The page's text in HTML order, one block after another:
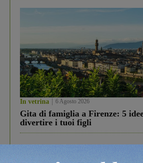
In vetrina 6 Agosto 2026
Gita di famiglia a Firenze: 5
divertire i tuoi figli